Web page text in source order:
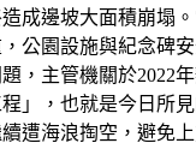
成邊坡大面積崩塌
公園設施與紀念碑
，主管機關於2022
」，也就是今日所
遭海浪掏空，避免